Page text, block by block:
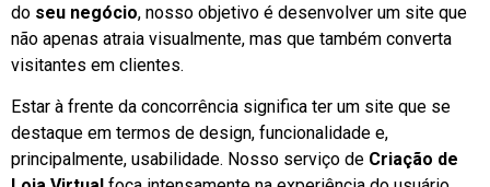
do seu negócio, nosso objetivo é desenvolver um site que
não apenas atraia visualmente, mas que também converta
visitantes em clientes.
Estar à frente da concorrência significa ter um site que se
destaque em termos de design, funcionalidade e,
principalmente, usabilidade. Nosso serviço de Criação de